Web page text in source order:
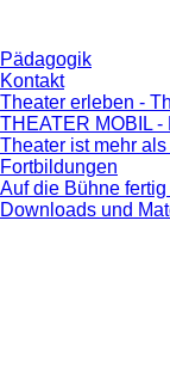
Pädagogik
Kontakt
Theater erleben -
THEATER MOBIL
Theater ist mehr
Fortbildungen
Auf die Bühne
Downloads und